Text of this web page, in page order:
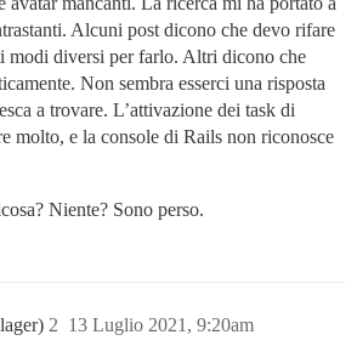
Alcuni post dicono che devo rifare
modi diversi per farlo. Altri dicono che
Non sembra esserci una risposta
a trovare. L’attivazione dei task di
molto, e la console di Rails non riconosce
Niente? Sono perso.
13 Luglio 2021, 9:20am
2